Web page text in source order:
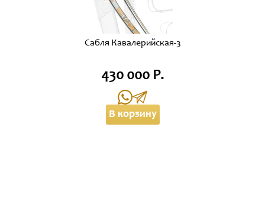
Сабля Кавалерийская-3
430 000 Р.
В корзину